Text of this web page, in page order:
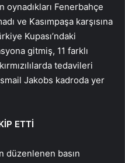
Fenerbahçe
ve Kasımpaşa karşısına
Kupası’ndaki
gitmiş, 11 farklı
tedavileri
Jakobs kadroda yer
ETTİ
düzenlenen basın